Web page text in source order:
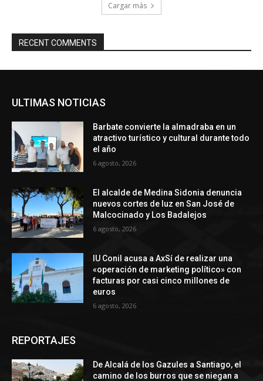
Cargar más
RECENT COMMENTS
ULTIMAS NOTICIAS
Barbate convierte la almadraba en un
atractivo turístico y cultural durante todo
el año
6 agosto, 2026
El alcalde de Medina Sidonia denuncia
nuevos cortes de luz en San José de
Malcocinado y Los Badalejos
6 agosto, 2026
IU Conil acusa a AxSí de realizar una
«operación de marketing político» con
facturas por casi cinco millones de
euros
6 agosto, 2026
REPORTAJES
De Alcalá de los Gazules a Santiago, el
camino de los burros que se niegan a